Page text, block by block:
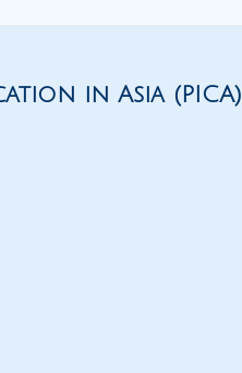
in Asia (PICA)